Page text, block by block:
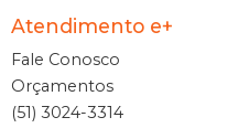
Atendimento e+
Fale Conosco
Orçamentos
(51) 3024-3314